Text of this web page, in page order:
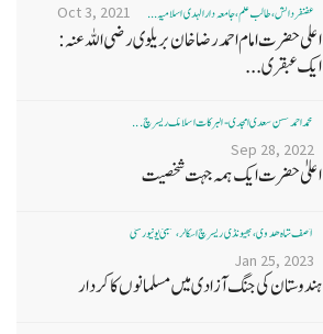
غضنفر دانش، طالب علم، جامعہ دارالہدی اسلامیہ ... Oct 3, 2021
اعلی حضرت امام احمد رضا خان بریلوی رضی اللہ عنہ:
ایک عبقری...
محمد احمد حسن سعدی امجدی - البرکات اسلامک ریسرچ ...
Sep 28, 2022
اعلیٰ حضرت ایک ہمہ جہت شخصیت
آصف شاہ ھدوی، بھیونڈی ریسرچ اسکالر، ممبئی یونیورسٹی
Jan 25, 2023
ہندوستان کی جنگ آزادی میں مسلمانوں کا کردار